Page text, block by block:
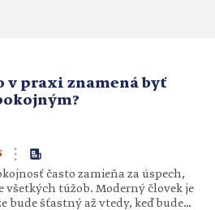
v praxi znamená byť
často zamieňa za úspech,
túžob. Moderný človek je
bude šťastný až vtedy, keď bude